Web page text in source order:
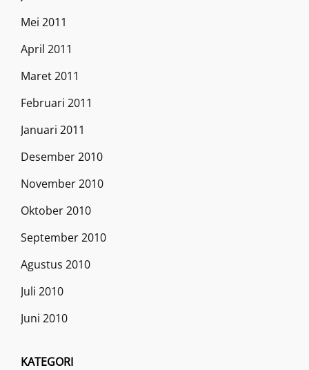
Mei 2011
April 2011
Maret 2011
Februari 2011
Januari 2011
Desember 2010
November 2010
Oktober 2010
September 2010
Agustus 2010
Juli 2010
Juni 2010
KATEGORI